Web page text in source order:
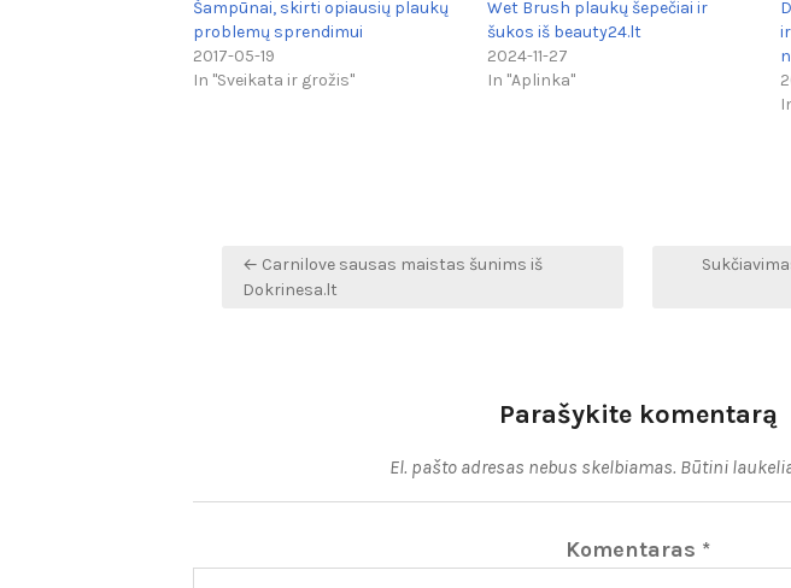
Šampūnai, skirti opiausių plaukų
problemų sprendimui
2017-05-19
In "Sveikata ir grožis"
Wet Brush plaukų šepečiai ir
šukos iš beauty24.lt
2024-11-27
In "Aplinka"
Navigacija
tarp
← Carnilove sausas maistas šunims iš
Dokrinesa.lt
Parašykite komentarą
El. pašto adresas nebus skelbiamas. Būtini
Komentaras *